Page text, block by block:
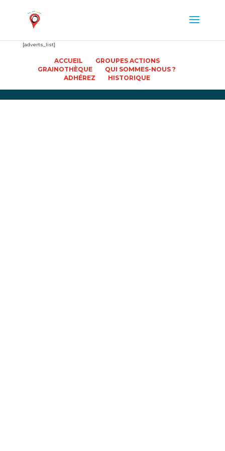
[adverts_list]
ACCUEIL
GROUPES ACTIONS
GRAINOTHÈQUE
QUI SOMMES-NOUS ?
ADHÉREZ
HISTORIQUE